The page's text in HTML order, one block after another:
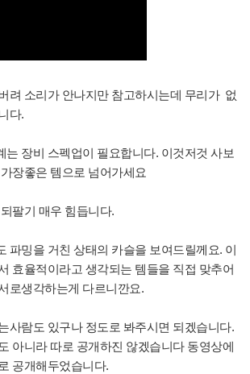
려 소리가 안나지만 참고하시는데 무리가 없
다.
는 장비 스펙업이 필요합니다. 이것저것 사보
장좋은 템으로 넘어가세요
팔기 매우 힘듭니다.
파밍을 거친 상태의 카슬을 보여드릴께요. 이
효율적이라고 생각되는 템들을 직접 맞추어
로생각하는게 다르니깐요.
사람도 있구나 정도로 봐주시면 되겠습니다.
아니라 따로 공개하진 않겠습니다 동영상에
공개해두었습니다.